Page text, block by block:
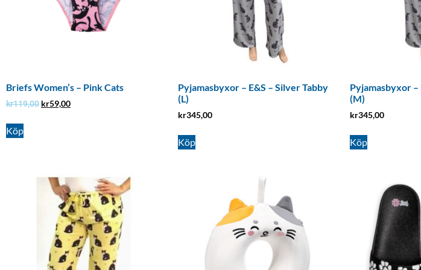
Briefs Women’s – Pink Cats
kr119,00 kr59,00
Köp
Pyjamasbyxor – E&S – Silver Tabby
(L)
kr345,00
Köp
Pyjamasbyxor –
(M)
kr345,00
Köp